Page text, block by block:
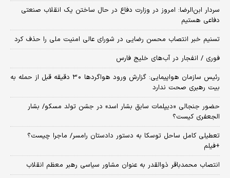
سردار ابن‌الرضا: امروز در وزارت دفاع در حال ساختن یک انقلاب صنعتی
دفاعی هستیم
تسنیم خبر انتصاب محسن رضایی در شورای عالی امنیت ملی را حذف کرد
فوری / انفجار در آب‌های خلیج فارس
رئیس سازمان هواپیمایی: گزارش ورود هواگردها ٣٠ دقیقه قبل از حمله به
بیت رهبری صحت ندارد
حضور جنجالی «دیپلمات سابق بشار اسد» در جشن تولد مسکو/ بشار
الجعفری کیست؟
تعطیلی کامل ساحل توسکا به دستور دادستان رامسر/ ماجرا چیست؟
+فیلم
انتصاب محمدباقر ذوالقدر به عنوان مشاور سیاسی رهبر معظم انقلاب